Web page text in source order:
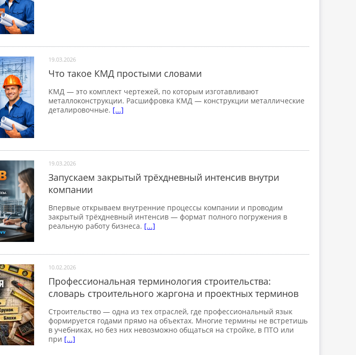
19.03.2026
Что такое КМД простыми словами
КМД — это комплект чертежей, по которым изготавливают
металлоконструкции. Расшифровка КМД — конструкции металлические
деталировочные. [...]
19.03.2026
Запускаем закрытый трёхдневный интенсив внутри
компании
Впервые открываем внутренние процессы компании и проводим
закрытый трёхдневный интенсив — формат полного погружения в
реальную работу бизнеса. [...]
10.02.2026
Профессиональная терминология строительства:
словарь строительного жаргона и проектных терминов
Строительство — одна из тех отраслей, где профессиональный язык
формируется годами прямо на объектах. Многие термины не встретишь
в учебниках, но без них невозможно общаться на стройке, в ПТО или
при [...]